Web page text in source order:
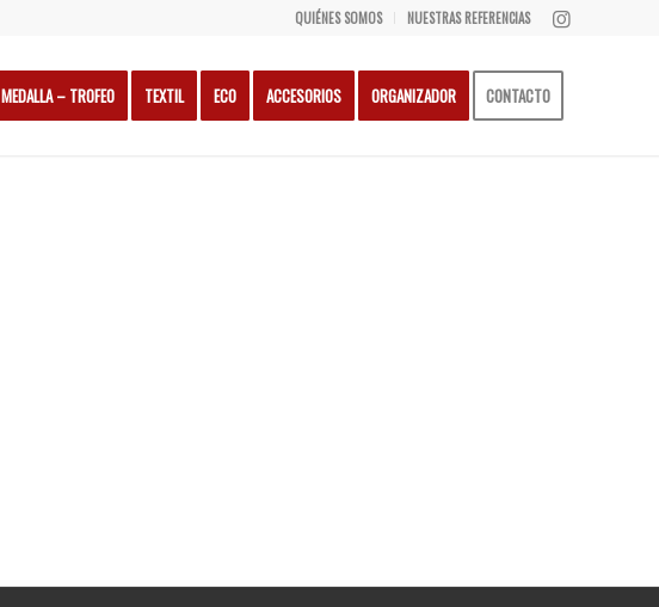
QUIÉNES SOMOS NUESTRAS REFERENCIAS
MEDALLA – TROFEO TEXTIL ECO ACCESORIOS ORGANIZADOR CONTACTO